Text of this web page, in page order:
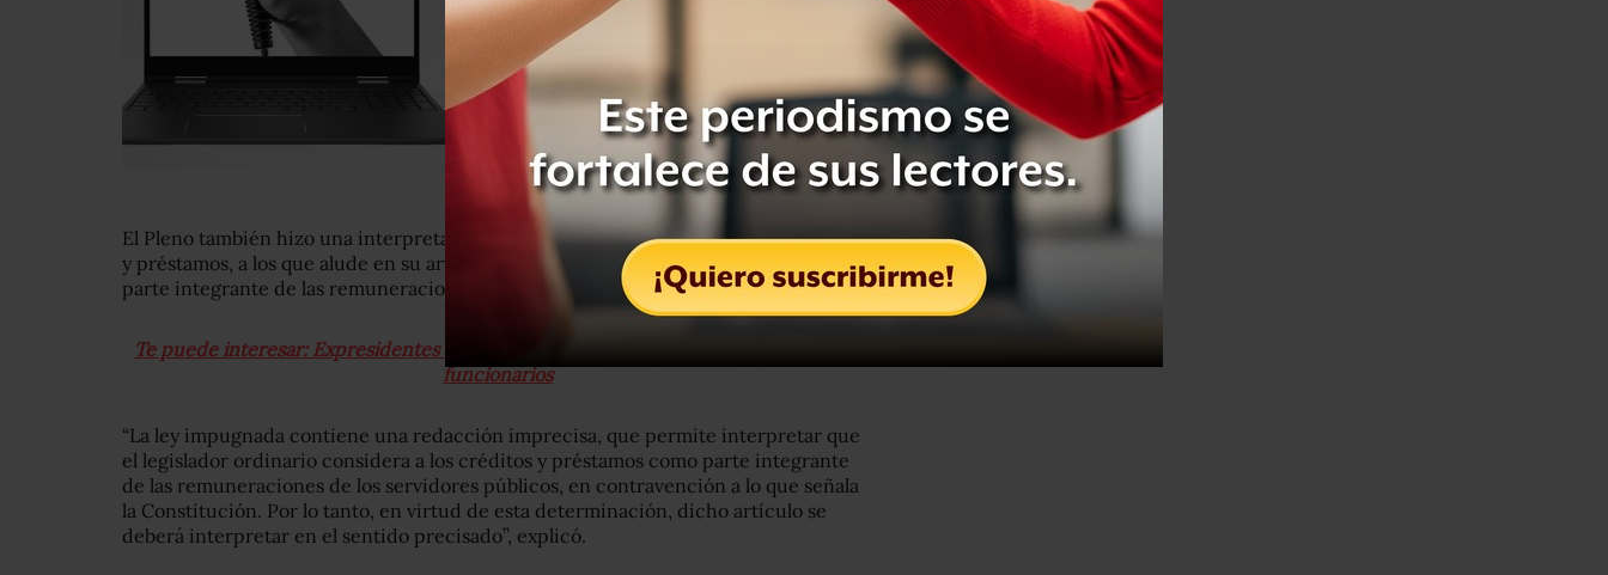
El Pleno también hizo una interpretación de la Ley, en el sentido de que los créditos
y préstamos, a los que alude en su artículo 12, no podrán ser considerados como
parte integrante de las remuneraciones de los servidores públicos.
Te puede interesar: Expresidentes dejan de tener pensión y fijan tope de salarios a
funcionarios
“La ley impugnada contiene una redacción imprecisa, que permite interpretar que
el legislador ordinario considera a los créditos y préstamos como parte integrante
de las remuneraciones de los servidores públicos, en contravención a lo que señala
la Constitución. Por lo tanto, en virtud de esta determinación, dicho artículo se
deberá interpretar en el sentido precisado”, explicó.